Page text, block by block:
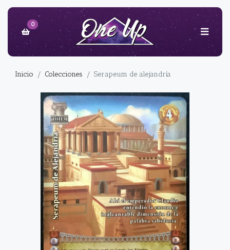
0
Inicio Colecciones Serapeum de alejandría